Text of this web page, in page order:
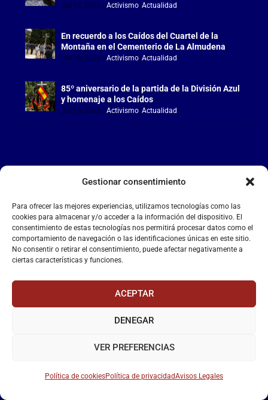
Gestionar consentimiento
Para ofrecer las mejores experiencias, utilizamos tecnologías como las
cookies para almacenar y/o acceder a la información del dispositivo. El
consentimiento de estas tecnologías nos permitirá procesar datos como el
comportamiento de navegación o las identificaciones únicas en este sitio.
No consentir o retirar el consentimiento, puede afectar negativamente a
ciertas características y funciones.
ACEPTAR
DENEGAR
VER PREFERENCIAS
Política de cookiesPolítica de privacidadAvisos Legales
Jul 18, 2026 |Activismo,Actualidad
En recuerdo a los Caídos del Cuartel de la
Montaña en el Cementerio de La Almudena
Jul 18, 2026 |Activismo,Actualidad
85º aniversario de la partida de la División Azul
y homenaje a los Caídos
Jul 15, 2026 |Activismo,Actualidad
LA FALANGE
Reproductor
de
vídeo